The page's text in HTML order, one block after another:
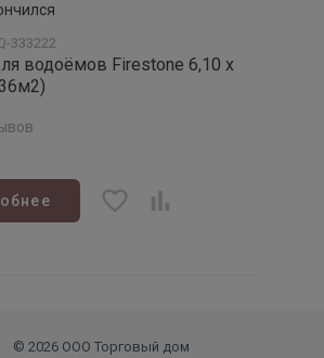
333222
водоёмов Firestone 6,10 х
© 2026 ООО Торговый дом